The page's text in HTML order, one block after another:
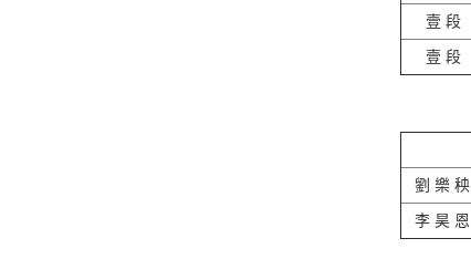
壹 段
壹 段
劉 樂 秧
李 昊 恩